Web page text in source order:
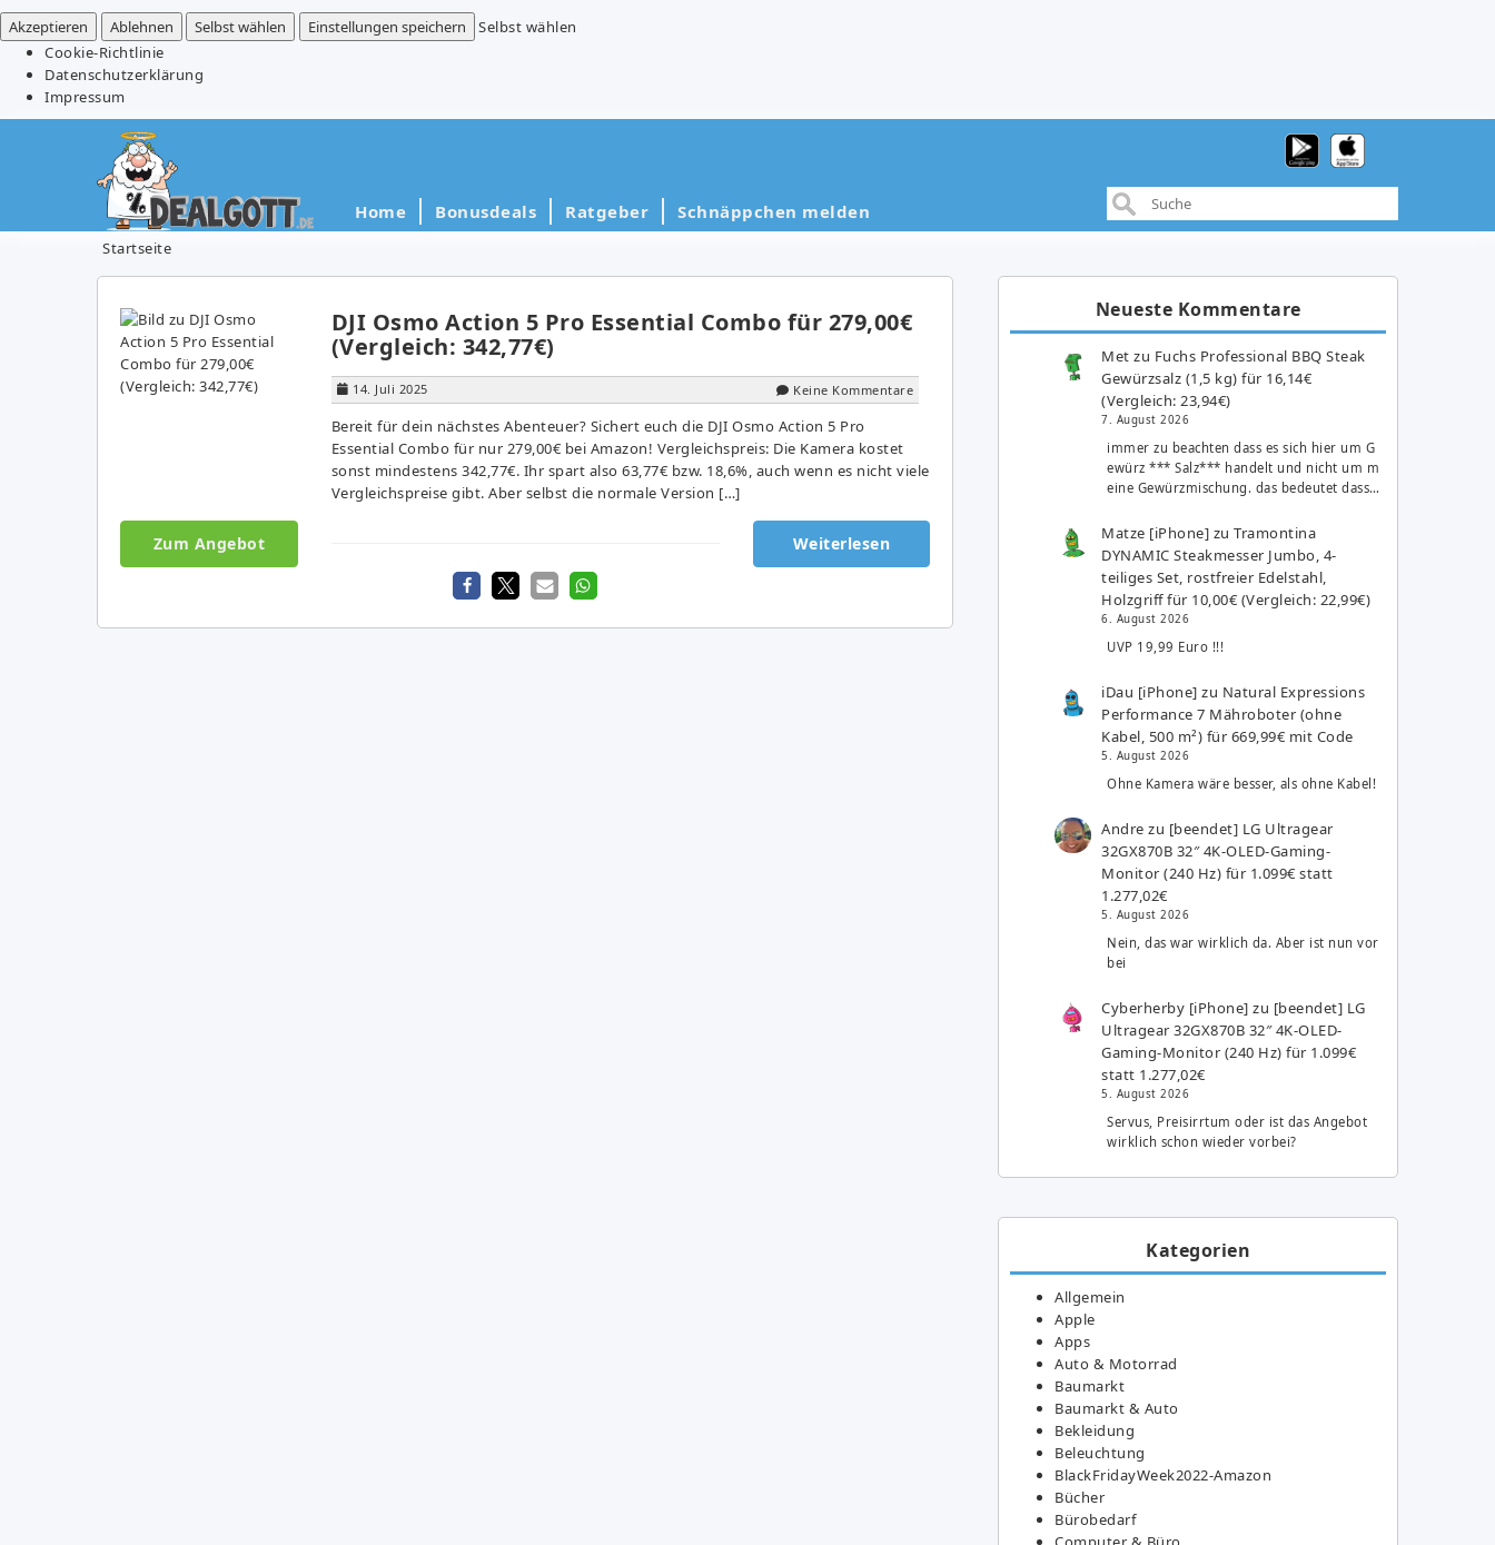
Akzeptieren
Ablehnen Selbst wählen Einstellungen speichern
Selbst wählen
Cookie-Richtlinie
Datenschutzerklärung
Impressum
Home Bonusdeals Ratgeber Schnäppchen melden
Startseite
DJI Osmo Action 5 Pro Essential Combo für 279,00€
(Vergleich: 342,77€)
14. Juli 2025 Keine Kommentare
Bereit für dein nächstes Abenteuer? Sichert euch die DJI Osmo Action 5 Pro
Essential Combo für nur 279,00€ bei Amazon! Vergleichspreis: Die Kamera kostet
sonst mindestens 342,77€. Ihr spart also 63,77€ bzw. 18,6%, auch wenn es nicht viele
Vergleichspreise gibt. Aber selbst die normale Version […]
Zum Angebot Weiterlesen
Neueste Kommentare
Met zu Fuchs Professional BBQ Steak
Gewürzsalz (1,5 kg) für 16,14€
(Vergleich: 23,94€)
7. August 2026
immer zu beachten dass es sich hier um G
ewürz *** Salz*** handelt und nicht um m
eine Gewürzmischung. das bedeutet dass…
Matze [iPhone] zuTramontina
DYNAMIC Steakmesser Jumbo, 4-
teiliges Set, rostfreier Edelstahl,
Holzgriff für 10,00€ (Vergleich: 22,99€)
6. August 2026
UVP 19,99 Euro !!!
iDau [iPhone] zu Natural Expressions
Performance 7 Mähroboter (ohne
Kabel, 500 m²) für 669,99€ mit Code
5. August 2026
Ohne Kamera wäre besser, als ohne Kabel!
Andre zu [beendet] LG Ultragear
32GX870B 32″ 4K-OLED-Gaming-
Monitor (240 Hz) für 1.099€ statt
1.277,02€
5. August 2026
Nein, das war wirklich da. Aber ist nun vor
bei
Cyberherby [iPhone] zu [beendet] LG
Ultragear 32GX870B 32″ 4K-OLED-
Gaming-Monitor (240 Hz) für 1.099€
statt 1.277,02€
5. August 2026
Servus, Preisirrtum oder ist das Angebot
wirklich schon wieder vorbei?
Kategorien
Allgemein
Apple
Apps
Auto & Motorrad
Baumarkt
Baumarkt & Auto
Bekleidung
Beleuchtung
BlackFridayWeek2022-Amazon
Bücher
Bürobedarf